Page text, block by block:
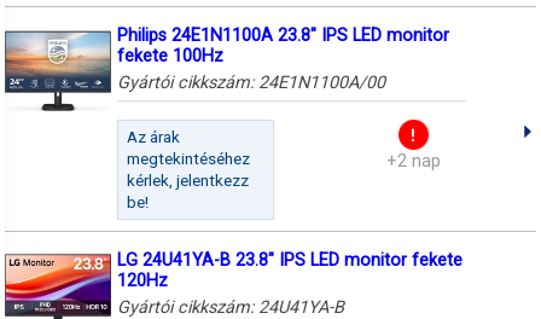
Philips 24E1N1100A 23.8" IPS LED monitor
fekete 100Hz
Gyártói cikkszám: 24E1N1100A/00
Az árak
megtekintéséhez
kérlek, jelentkezz
be!
+2 nap
LG 24U41YA-B 23.8" IPS LED monitor fekete
120Hz
Gyártói cikkszám: 24U41YA-B